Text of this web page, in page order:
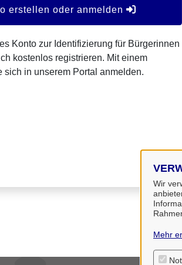
Wir
Mehr
erstellen oder anmelden
Konto zur Identifizierung für Bürgerinnen
kostenlos registrieren. Mit einem
sich in unserem Portal anmelden.